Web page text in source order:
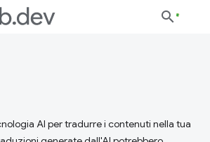
AI per tradurre i contenuti nella tua